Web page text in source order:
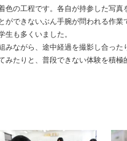
色の工程です。各自が持参した写
ができないぶん手腕が問われる作業
生も多くいました。
みながら、途中経過を撮影し合っ
みたりと、普段できない体験を積